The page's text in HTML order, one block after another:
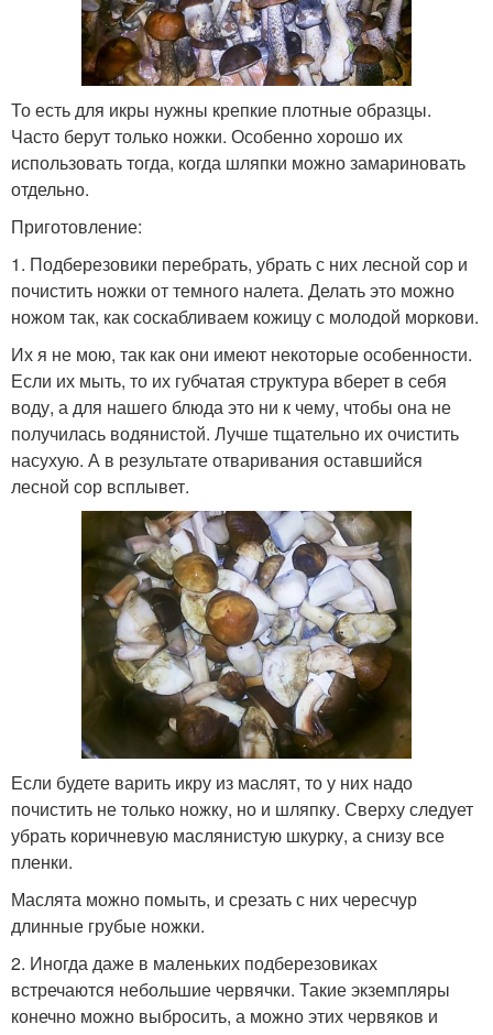
То есть для икры нужны крепкие плотные образцы.
Часто берут только ножки. Особенно хорошо их
использовать тогда, когда шляпки можно замариновать
отдельно.
Приготовление:
1. Подберезовики перебрать, убрать с них лесной сор и
почистить ножки от темного налета. Делать это можно
ножом так, как соскабливаем кожицу с молодой моркови.
Их я не мою, так как они имеют некоторые особенности.
Если их мыть, то их губчатая структура вберет в себя
воду, а для нашего блюда это ни к чему, чтобы она не
получилась водянистой. Лучше тщательно их очистить
насухую. А в результате отваривания оставшийся
лесной сор всплывет.
Если будете варить икру из маслят, то у них надо
почистить не только ножку, но и шляпку. Сверху следует
убрать коричневую маслянистую шкурку, а снизу все
пленки.
Маслята можно помыть, и срезать с них чересчур
длинные грубые ножки.
2. Иногда даже в маленьких подберезовиках
встречаются небольшие червячки. Такие экземпляры
конечно можно выбросить, а можно этих червяков и